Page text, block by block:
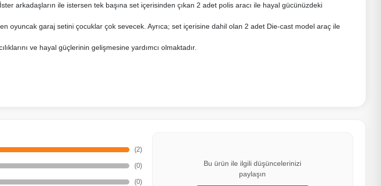
arkadaşların ile istersen tek başına set içerisinden çıkan 2 adet polis aracı ile hayal gücünüzdeki
oyuncak garaj setini çocuklar çok sevecek. Ayrıca; set içerisine dahil olan 2 adet Die-cast model araç ile
ve hayal güçlerinin gelişmesine yardımcı olmaktadır.
(2)
(0)
(0)
Bu ürün ile ilgili düşüncelerinizi
paylaşın